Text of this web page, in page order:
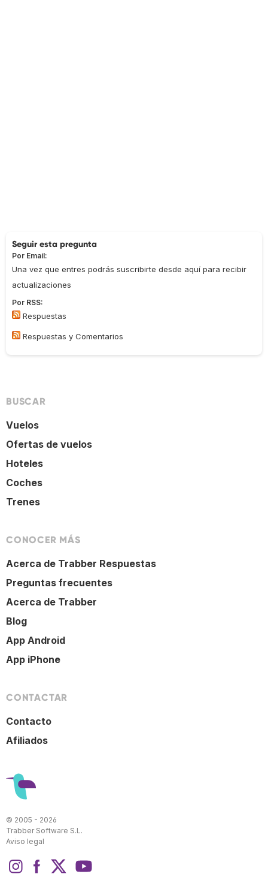
Seguir esta pregunta
Por Email:
Una vez que entres podrás suscribirte desde aquí para recibir
actualizaciones
Por RSS:
Respuestas
Respuestas y Comentarios
BUSCAR
Vuelos
Ofertas de vuelos
Hoteles
Coches
Trenes
CONOCER MÁS
Acerca de Trabber Respuestas
Preguntas frecuentes
Acerca de Trabber
Blog
App Android
App iPhone
CONTACTAR
Contacto
Afiliados
© 2005 - 2026
Trabber Software S.L.
Aviso legal